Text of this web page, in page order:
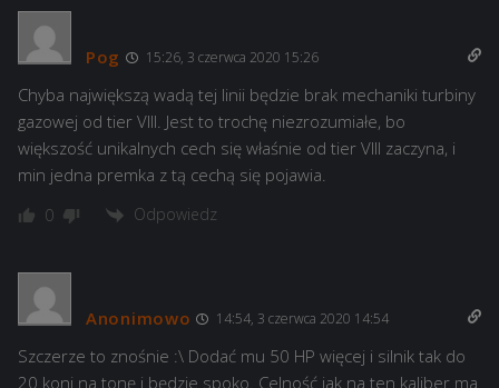
Pog 15:26, 3 czerwca 2020 15:26
Chyba największą wadą tej linii będzie brak mechaniki turbiny
gazowej od tier VIII. Jest to trochę niezrozumiałe, bo
większość unikalnych cech się właśnie od tier VIII zaczyna, i
min jedna premka z tą cechą się pojawia.
0 Odpowiedz
Anonimowo 14:54, 3 czerwca 2020 14:54
Szczerze to znośnie :\ Dodać mu 50 HP więcej i silnik tak do
20 koni na tonę i będzie spoko. Celność jak na ten kaliber ma